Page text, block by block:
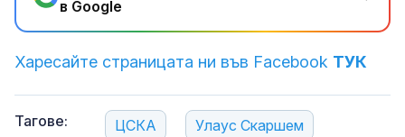
в Google
Харесайте страницата ни във Facebook ТУК
Тагове: ЦСКА Улаус Скаршем